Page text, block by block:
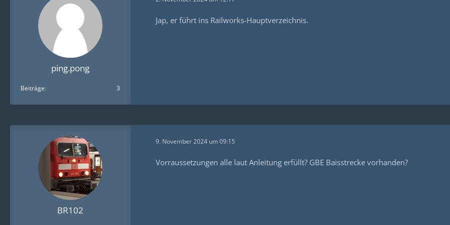
ping.pong
Beiträge 3
Jap, er führt ins Railworks-Hauptverzeichnis.
BR102
9. November 2024 um 09:15
Vorraussetzungen alle laut Anleitung erfüllt? GBE Baisstrecke vorhanden?